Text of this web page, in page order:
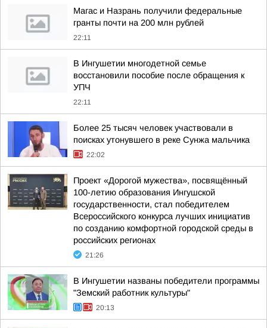
Магас и Назрань получили федеральные
гранты почти на 200 млн рублей
22:11
В Ингушетии многодетной семье
восстановили пособие после обращения к
УПЧ
22:11
Более 25 тысяч человек участвовали в
поисках утонувшего в реке Сунжа мальчика
22:02
Проект «Дорогой мужества», посвящённый
100-летию образования Ингушской
государственности, стал победителем
Всероссийского конкурса лучших инициатив
по созданию комфортной городской среды в
российских регионах
21:26
В Ингушетии названы победители программы
"Земский работник культуры"
20:13